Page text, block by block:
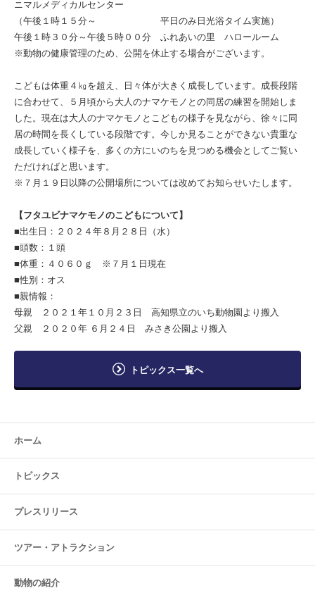
ニマルメディカルセンター
（午後１時１５分～ 平日のみ日光浴タイム実施）
午後１時３０分～午後５時００分 ふれあいの里 ハロールーム
※動物の健康管理のため、公開を休止する場合がございます。
こどもは体重４㎏を超え、日々体が大きく成長しています。成長段階
に合わせて、５月頃から大人のナマケモノとの同居の練習を開始しま
した。現在は大人のナマケモノとこどもの様子を見ながら、徐々に同
居の時間を長くしている段階です。今しか見ることができない貴重な
成長していく様子を、多くの方にいのちを見つめる機会としてご覧い
ただければと思います。
※７月１９日以降の公開場所については改めてお知らせいたします。
【フタユビナマケモノのこどもについて】
■出生日：２０２４年８月２８日（水）
■頭数：１頭
■体重：４０６０ｇ ※７月１日現在
■性別：オス
■親情報：
母親 ２０２１年１０月２３日 高知県立のいち動物園より搬入
父親 ２０２０年 ６月２４日 みさき公園より搬入
トピックス一覧へ
ホーム
トピックス
プレスリリース
ツアー・ アトラクション
動物の紹介